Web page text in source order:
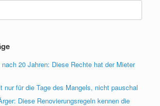
20 Jahren: Diese Rechte hat der Mieter
nur für die Tage des Mangels, nicht pauschal
Diese Renovierungsregeln kennen die